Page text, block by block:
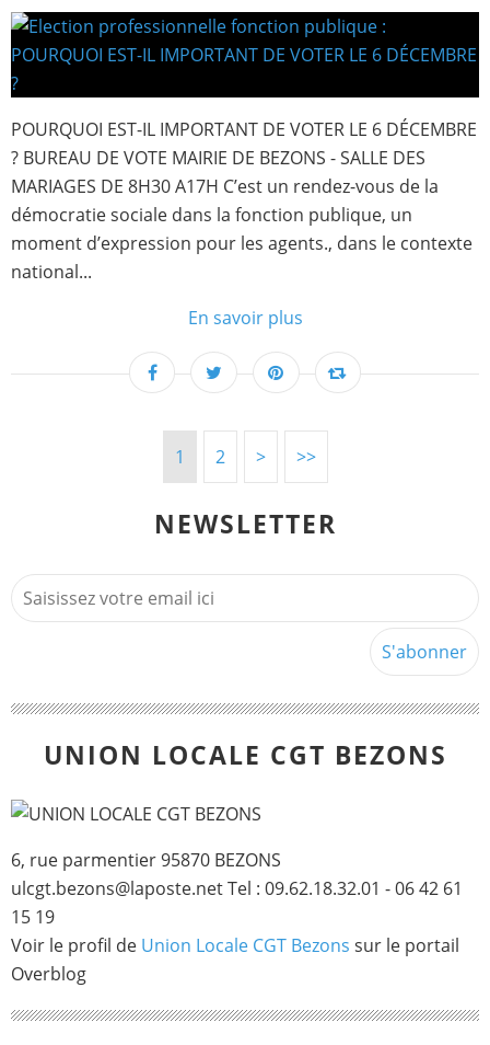
POURQUOI EST-IL IMPORTANT DE VOTER LE 6 DÉCEMBRE
? BUREAU DE VOTE MAIRIE DE BEZONS - SALLE DES
MARIAGES DE 8H30 A17H C’est un rendez-vous de la
démocratie sociale dans la fonction publique, un
moment d’expression pour les agents., dans le contexte
national...
En savoir plus
1 2 > >>
NEWSLETTER
UNION LOCALE CGT BEZONS
6, rue parmentier 95870 BEZONS
ulcgt.bezons@laposte.net Tel : 09.62.18.32.01 - 06 42 61
15 19
Voir le profil de Union Locale CGT Bezons sur le portail
Overblog